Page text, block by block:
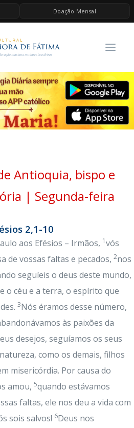
Doação Mensal
CATÓLICAS
Antioquia, bispo e
| Segunda-feira
2,1-10
aos Efésios – Irmãos, 1vós
de vossas faltas e pecados, 2nos
seguíeis o deus deste mundo,
o céu e a terra, o espírito que
3Nós éramos desse número,
às paixões da
desejos, seguíamos os seus
como os demais, filhos
misericórdia. Por causa do
amou, 5quando estávamos
faltas, ele nos deu a vida com
sois salvos! 6Deus nos